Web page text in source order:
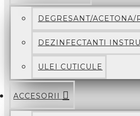
DEGRESANT/ACETONA/
DEZINFECTANTI
ULEI CUTICULE
ACCESORII